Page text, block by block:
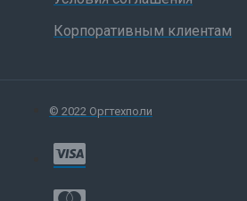
Корпоративным клиентам
© 2022 Оргтехполи